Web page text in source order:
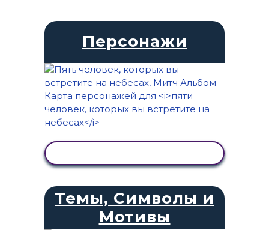
Персонажи
Темы, Символы и
Мотивы